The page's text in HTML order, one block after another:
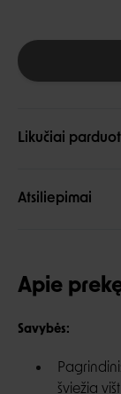
Likučiai
Atsiliepimai
Apie
Savybės:
šviežia